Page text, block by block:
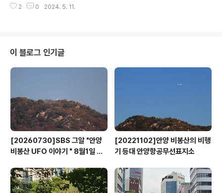
교로. 안양로 도로 버스정류장에서 신성중.고교로 통학하
한쪽에 우뚝 선 타워가 이젠 전국에 단하나 남은 소방 망루
다. 1970년대 전화가 보급되면서 사라지기 시작하고 오래
된 건물들도 철거되면서 지금은 안양에만 남아있다. 망루
에 올라서면 시야가 넓게 트여 불이 나면 현장을 쉽게 확인
종과 싸이렌을 통해 화재발..
2 0 2024. 5. 11.
이 블로그 인기글
[20260730]SBS 그알 "안양
비봉산 UFO 이야기 " 8월1일 방
[20221102]안양 비봉산의 비행
기 등대 안양항공무선표지소